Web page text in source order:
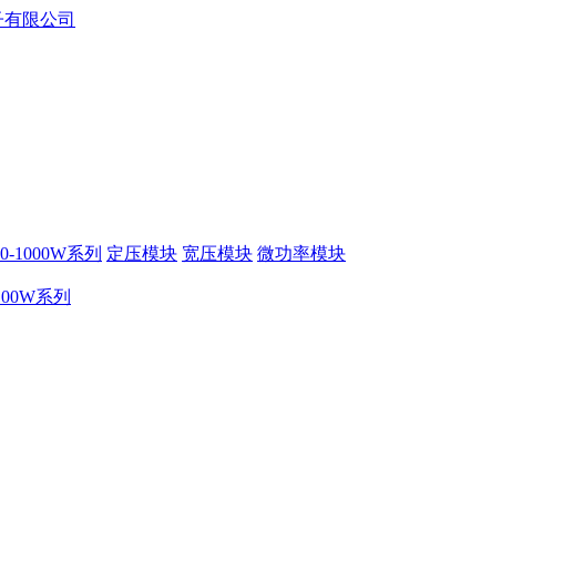
1000W系列 定压模块 宽压模块 微功率模块
系列